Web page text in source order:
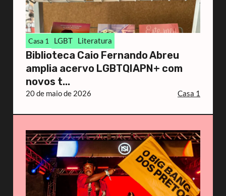
Casa 1 LGBT Literatura
Biblioteca Caio Fernando Abreu
amplia acervo LGBTQIAPN+ com
novos t...
20 de maio de 2026 Casa 1